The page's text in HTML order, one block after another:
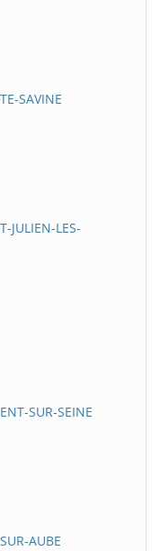
SAVINE
LES-
SUR-SEINE
AUBE